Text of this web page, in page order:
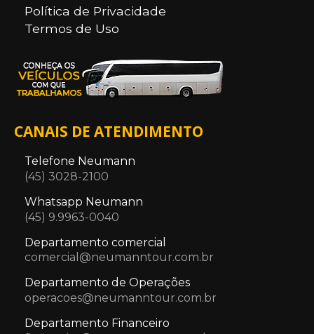
Política de Privacidade
Termos de Uso
CANAIS DE ATENDIMENTO
Telefone Neumann
(45) 3028-2100
Whatsapp Neumann
(45) 9.9963-0040
Departamento comercial
comercial@neumanntour.com.br
Departamento de Operações
operacoes@neumanntour.com.br
Departamento Financeiro